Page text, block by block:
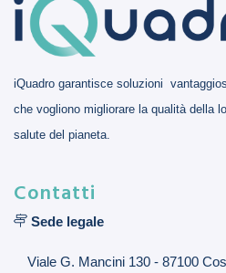
iQuadro garantisce soluzioni
che vogliono migliorare la qualità della
salute del pianeta.
Contatti
Sede legale
Viale G. Mancini 130 - 87100